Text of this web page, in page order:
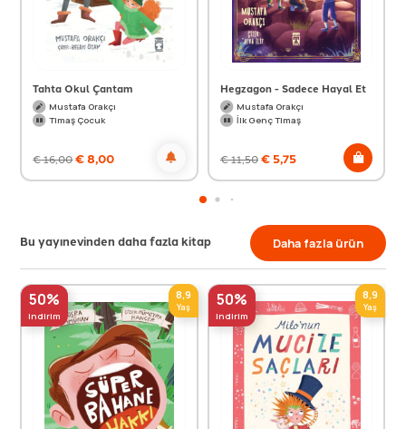
Tahta Okul Çantam
Mustafa Orakçı
Timaş Çocuk
€16,00€8,00
Hegzagon - Sadece Hayal Et
Mustafa Orakçı
İlk Genç Timaş
€11,50€5,75
Bu yayınevinden daha fazla kitap Daha fazla ürün
50%
indirim
8,9
Yaş 50%
indirim
8,9
Yaş